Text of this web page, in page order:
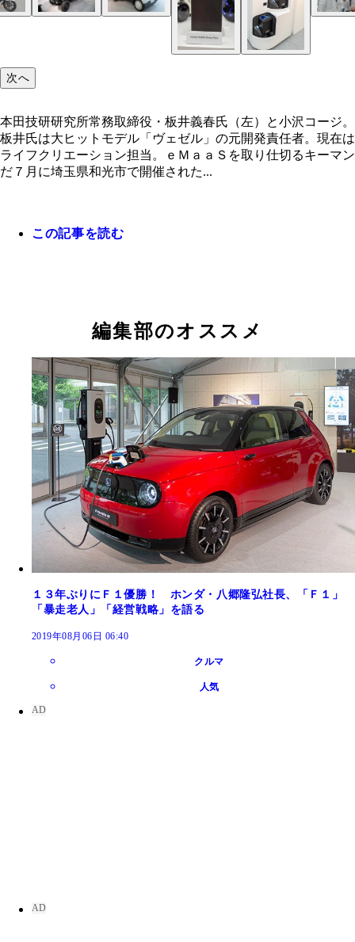
【PCX ELECTRIC】昨年１１月に法人企業、個人
主、官公庁に限定したリース専用車として登場し
【Honda Mobile Power Pack 4W‐Vehicle CONCEPT
人乗りの小型電動モビリティ。アウトドアレジャ
【Honda Mobile Power Pack ２電源システム搭載
の１人乗りのシティコミューターも、もちろん小
本田技研研究所常務取締役・板井義春氏（左）と
ージ。板井氏は大ヒットモデル「ヴェゼル」の元
【新型電気自動車 ホンダｅ】内装の注目は５画
ルワイドデジタルコックピット。１２.３インチの
次へ
本田技研研究所常務取締役・板井義春氏（左）と小沢コージ。
板井氏は大ヒットモデル「ヴェゼル」の元開発責任者。現在は
ライフクリエーション担当。ｅＭａａＳを取り仕切るキーマン
だ７月に埼玉県和光市で開催された...
この記事を読む
編集部のオススメ
１３年ぶりにＦ１優勝！ ホンダ・八郷隆弘社長、「Ｆ１」
「暴走老人」「経営戦略」を語る
2019年08月06日 06:40
クルマ
人気